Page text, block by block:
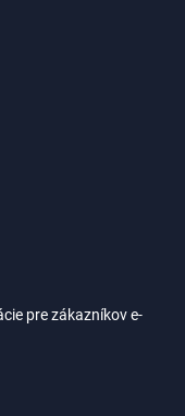
pre zákazníkov e-